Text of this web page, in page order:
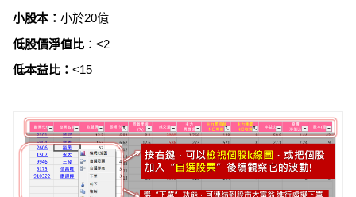
小股本： 小於20億
低股價淨值比 ：<2
低本益比： <15